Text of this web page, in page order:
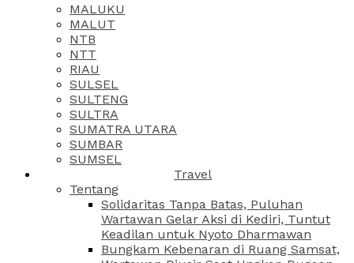
MALUKU
MALUT
NTB
NTT
RIAU
SULSEL
SULTENG
SULTRA
SUMATRA UTARA
SUMBAR
SUMSEL
Travel
Tentang
Solidaritas Tanpa Batas, Puluhan
Wartawan Gelar Aksi di Kediri, Tuntut
Keadilan untuk Nyoto Dharmawan
Bungkam Kebenaran di Ruang Samsat,